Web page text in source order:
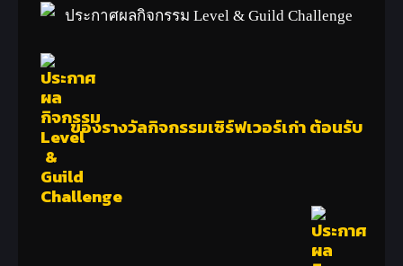
ของรางวัลกิจกรรมเซิร์ฟเวอร์เก่า ต้อนรับ